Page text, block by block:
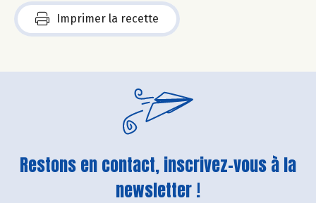
Imprimer la recette
Restons en contact, inscrivez-vous à la
newsletter !